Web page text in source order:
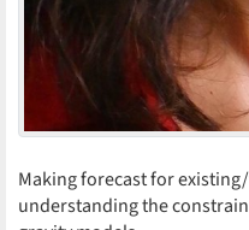
Making forecast for
understanding the